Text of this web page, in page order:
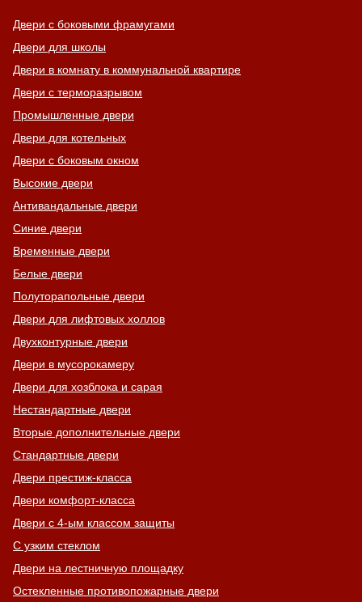
Двери с боковыми фрамугами
Двери для школы
Двери в комнату в коммунальной квартире
Двери с терморазрывом
Промышленные двери
Двери для котельных
Двери с боковым окном
Высокие двери
Антивандальные двери
Синие двери
Временные двери
Белые двери
Полуторапольные двери
Двери для лифтовых холлов
Двухконтурные двери
Двери в мусорокамеру
Двери для хозблока и сарая
Нестандартные двери
Вторые дополнительные двери
Стандартные двери
Двери престиж-класса
Двери комфорт-класса
Двери с 4-ым классом защиты
С узким стеклом
Двери на лестничную площадку
Остекленные противопожарные двери